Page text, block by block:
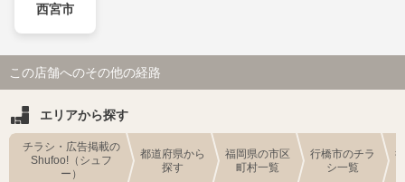
西宮市
この店舗へのその他の経路
エリアから探す
チラシ・広告掲載の
Shufoo!（シュフ
ー）
都道府県から
探す
福岡県の市区
町村一覧
行橋市のチラ
シ一覧